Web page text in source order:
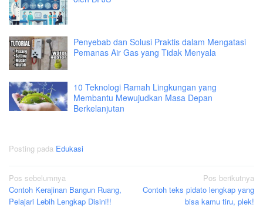
Penyebab dan Solusi Praktis dalam Mengatasi
Pemanas Air Gas yang Tidak Menyala
10 Teknologi Ramah Lingkungan yang
Membantu Mewujudkan Masa Depan
Berkelanjutan
Posting pada Edukasi
Navigasi
pos
Pos sebelumnya
Contoh Kerajinan Bangun Ruang,
Pelajari Lebih Lengkap Disini!!
Pos berikutnya
Contoh teks pidato lengkap yang
bisa kamu tiru, plek!